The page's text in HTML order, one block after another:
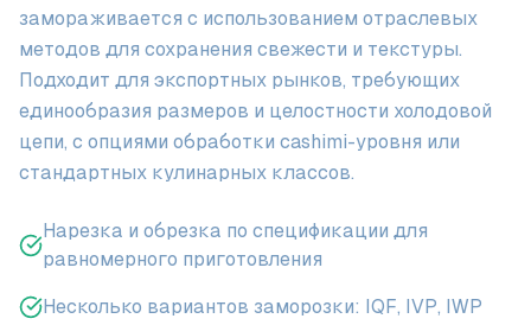
замораживается с использованием отраслевых
методов для сохранения свежести и текстуры.
Подходит для экспортных рынков, требующих
единообразия размеров и целостности холодовой
цепи, с опциями обработки сashimi-уровня или
стандартных кулинарных классов.
Нарезка и обрезка по спецификации для
равномерного приготовления
Несколько вариантов заморозки: IQF, IVP, IWP